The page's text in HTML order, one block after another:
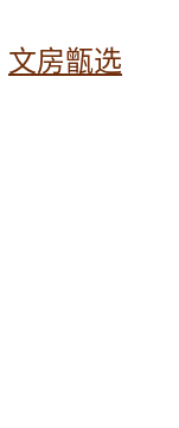
文房甑选